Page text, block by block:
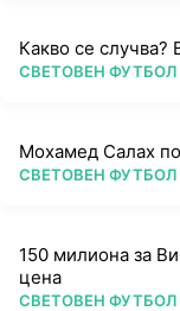
Какво се случва?
ПОВЕЧЕ ОТ
СВЕТОВЕН ФУТБОЛ
Мохамед Салах
ПОВЕЧЕ ОТ
СВЕТОВЕН ФУТБОЛ
150 милиона за
цена
ПОВЕЧЕ ОТ
СВЕТОВЕН ФУТБОЛ